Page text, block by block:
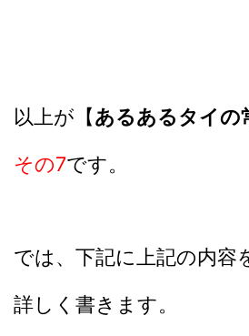
以上が【あるあるタイの
その7です。
では、下記に上記の内容
詳しく書きます。